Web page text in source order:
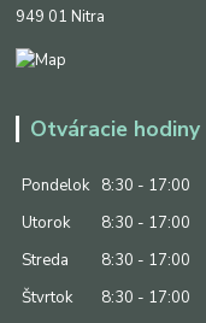
949 01 Nitra
Otváracie hodiny
Pondelok
8:30 - 17:00
Utorok
8:30 - 17:00
Streda
8:30 - 17:00
Štvrtok
8:30 - 17:00